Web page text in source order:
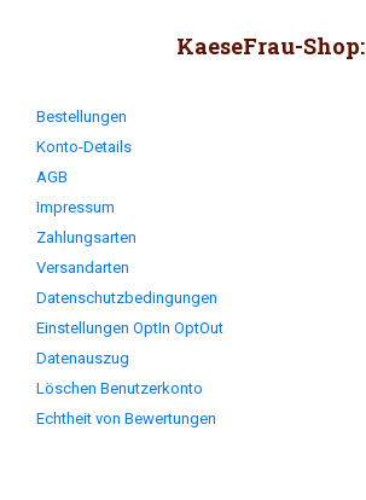
KaeseFrau-Shop:
Bestellungen
Konto-Details
AGB
Impressum
Zahlungsarten
Versandarten
Datenschutzbedingungen
Einstellungen OptIn OptOut
Datenauszug
Löschen Benutzerkonto
Echtheit von Bewertungen